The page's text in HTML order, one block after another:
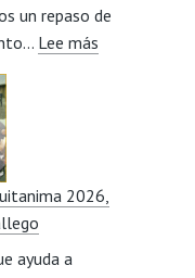
un repaso de
Lee más:
relevo
2026,
ayuda a